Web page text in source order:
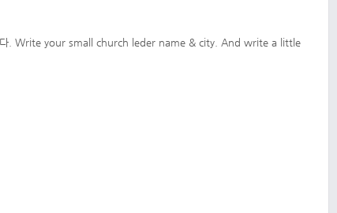
다. Write your small church leder name & city. And write a little